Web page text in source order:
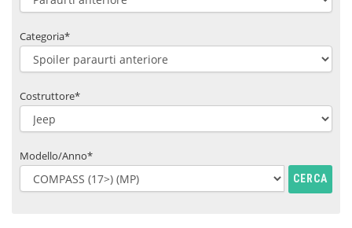
Categoria*
Costruttore*
Modello/Anno*
CERCA